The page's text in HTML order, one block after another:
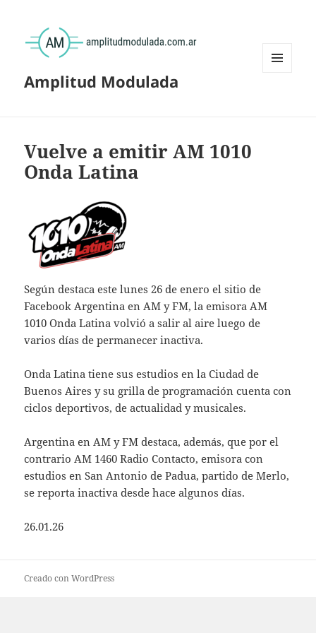
Amplitud Modulada
Vuelve a emitir AM 1010
Onda Latina
Según destaca este lunes 26 de enero el sitio de
Facebook Argentina en AM y FM, la emisora AM
1010 Onda Latina volvió a salir al aire luego de
varios días de permanecer inactiva.
Onda Latina tiene sus estudios en la Ciudad de
Buenos Aires y su grilla de programación cuenta con
ciclos deportivos, de actualidad y musicales.
Argentina en AM y FM destaca, además, que por el
contrario AM 1460 Radio Contacto, emisora con
estudios en San Antonio de Padua, partido de Merlo,
se reporta inactiva desde hace algunos días.
26.01.26
Creado con WordPress